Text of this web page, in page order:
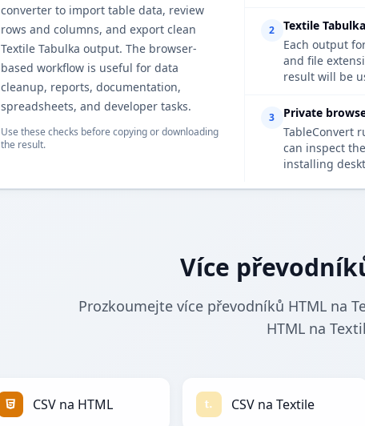
converter to import table data, review
rows and columns, and export clean
Textile Tabulka output. The browser-
based workflow is useful for data
cleanup, reports, documentation,
spreadsheets, and developer tasks.
Use these checks before copying or downloading
the result.
2
Textile
Each output
and file
result will be
3
Private
TableConvert
can inspect
installing
Více
Prozkoumejte více převodníků HTML na
HTML na
CSV na HTML CSV na Textile